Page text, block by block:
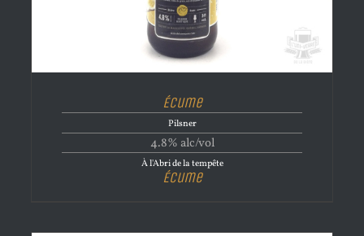
Écume
Pilsner
4.8% alc/vol
À l'Abri de la tempête
Écume